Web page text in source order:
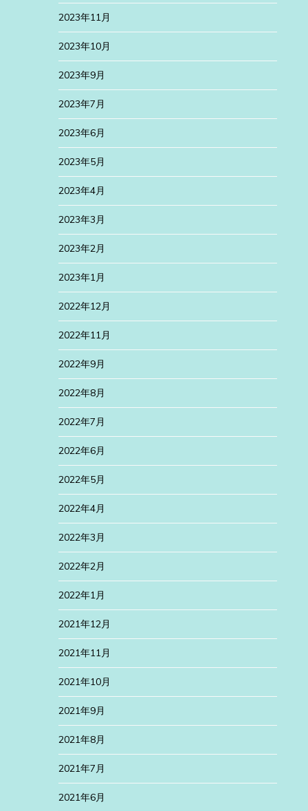
2023年11月
2023年10月
2023年9月
2023年7月
2023年6月
2023年5月
2023年4月
2023年3月
2023年2月
2023年1月
2022年12月
2022年11月
2022年9月
2022年8月
2022年7月
2022年6月
2022年5月
2022年4月
2022年3月
2022年2月
2022年1月
2021年12月
2021年11月
2021年10月
2021年9月
2021年8月
2021年7月
2021年6月